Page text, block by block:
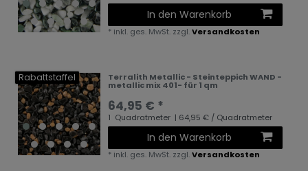
In den Warenkorb
* inkl. ges. MwSt. zzgl.Versandkosten
Rabattstaffel Terralith Metallic - Steinteppich WAND -
metallic mix 401- für 1 qm
64,95 € *
1 Quadratmeter | 64,95 € / Quadratmeter
In den Warenkorb
* inkl. ges. MwSt. zzgl.Versandkosten